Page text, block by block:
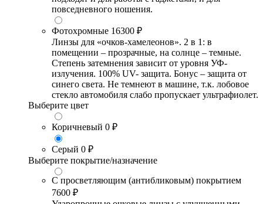
повседневного ношения.
Фотохромные 16300 ₽
Линзы для «очков-хамелеонов». 2 в 1: в
помещении – прозрачные, на солнце – темные.
Степень затемнения зависит от уровня УФ-
излучения. 100% UV- защита. Бонус – защита от
синего света. Не темнеют в машине, т.к. лобовое
стекло автомобиля слабо пропускает ультрафиолет.
Выберите цвет
Коричневый 0 ₽
Серый 0 ₽
Выберите покрытие/назначение
С просветляющим (антибликовым) покрытием
7600 ₽